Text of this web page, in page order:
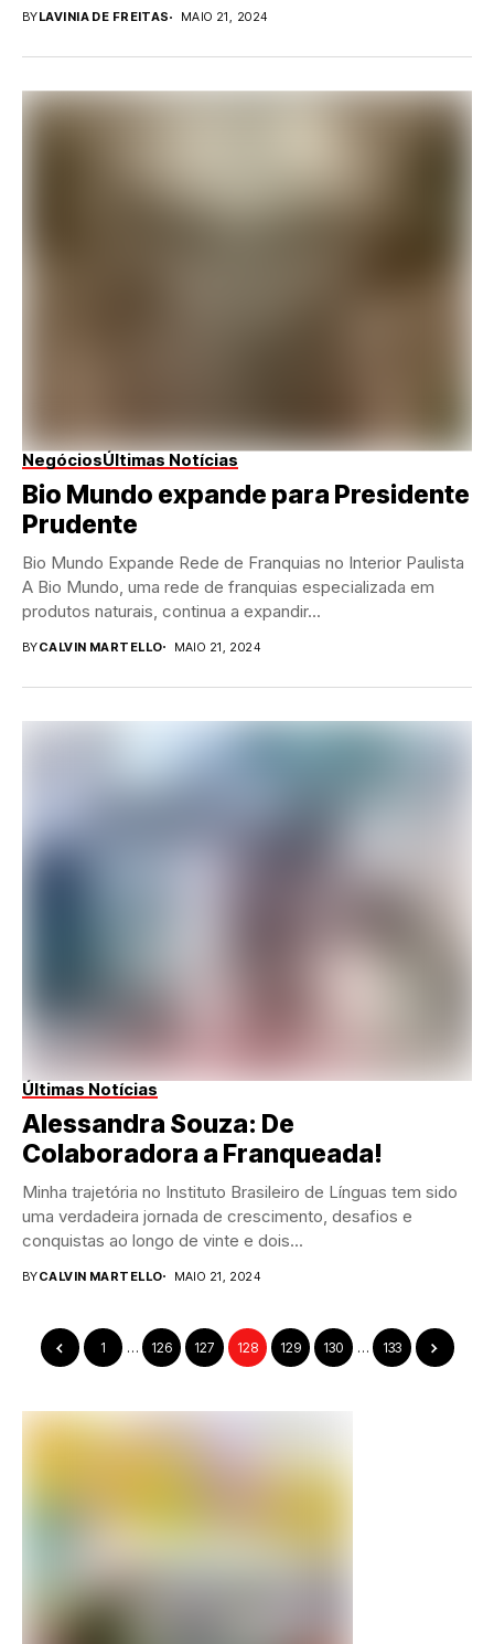
BYLAVINIA DE FREITAS MAIO 21, 2024
NegóciosÚltimas Notícias
Bio Mundo expande para Presidente
Prudente
Bio Mundo Expande Rede de Franquias no Interior Paulista
A Bio Mundo, uma rede de franquias especializada em
produtos naturais, continua a expandir...
BYCALVIN MARTELLO MAIO 21, 2024
Últimas Notícias
Alessandra Souza: De
Colaboradora a Franqueada!
Minha trajetória no Instituto Brasileiro de Línguas tem sido
uma verdadeira jornada de crescimento, desafios e
conquistas ao longo de vinte e dois...
BYCALVIN MARTELLO MAIO 21, 2024
1 … 126 127 128 129 130 … 133